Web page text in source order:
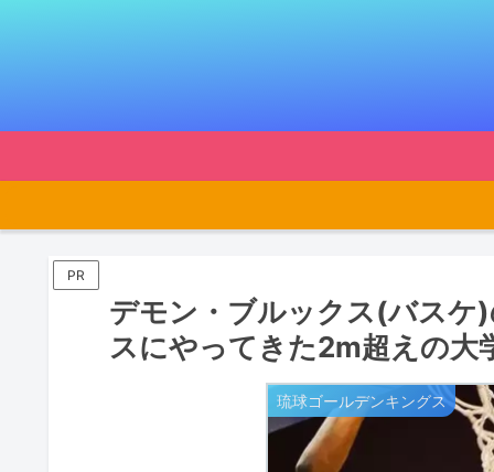
PR
デモン・ブルックス(バス
スにやってきた2m超えの大
琉球ゴールデンキングス